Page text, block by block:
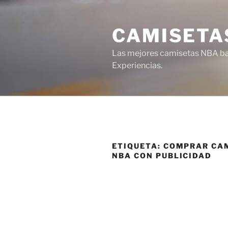
Saltar
Las mejores camisetas NBA
Experiencias.
ETIQUETA: COMPRAR
NBA CON PUBLICIDAD